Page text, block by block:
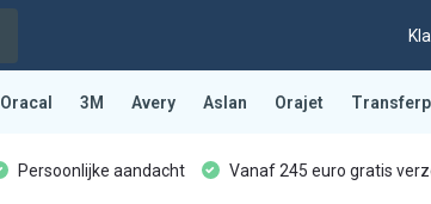
Oracal 3M Avery Aslan Orajet
Persoonlijke aandacht Vanaf 245 euro gratis